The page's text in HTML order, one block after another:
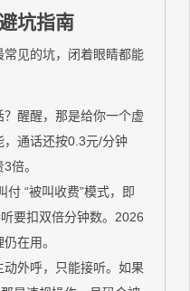
坑指南
见的坑，闭着眼睛都能
醒醒，那是给你一个虚
通话还按0.3元/分钟
倍。
付 “被叫收费”模式，即
要扣双倍分钟数。2026
在用。
外呼，只能接听。如果